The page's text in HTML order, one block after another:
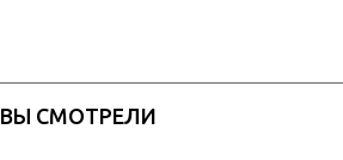
ВЫ СМОТРЕЛИ